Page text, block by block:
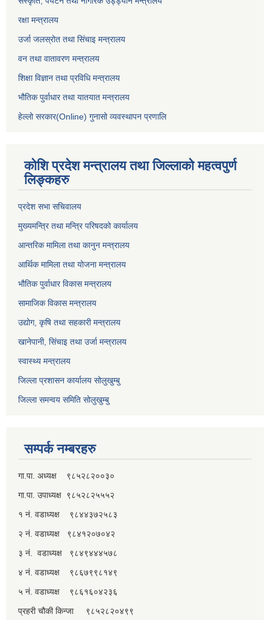
रक्षा मन्त्रालय
उर्जा जलस्रोत तथा सिंचाइ मन्‍त्रालय
वन तथा वातावरण मन्त्रालय
शिक्षा विज्ञान तथा प्रविधि मन्त्रालय
भौतिक पुर्वाधार तथा यातयात मन्त्रालय
हेल्लो सरकार(Online) गुनासो व्यवस्थापन प्रणालि
कोशि प्रदेश मन्त्रालय तथा जिल्लाको महत्वपुर्ण
लिङ्कहरु
प्रदेश सभा सचिवालय
मुख्यमन्त्रि तथा मन्त्रि परिषदको कार्यालय
आन्तरिक मामिला तथा कानुन मन्त्रालय
आर्थिक मामिला तथा योजना मन्त्रालय
भौतिक पुर्वाधार विकास मन्त्रालय
सामाजिक विकास मन्त्रालय
उद्योग, कृषि तथा सहकारी मन्त्रालय
खानेपानी, सिंचाइ तथा उर्जा मन्त्रालय
स्वास्थ्य मन्त्रालय
जिल्ला प्रशासन कार्यालय सोलुखुम्बु
जिल्ला समन्वय समिति सोलुखुम्बु
सम्पर्क नम्बरहरु
गा.पा. अध्यक्ष ९८५२८२००३०
गा.पा. उपाध्यक्ष ९८५२८२५५५२
१ नं. वडाध्यक्ष ९८४४३७२५८३
२ नं. वडाध्यक्ष ९८४१२०७०४२
३ नं. वडाध्यक्ष ९८४९४४४५७८
४ नं. वडाध्यक्ष ९८६७९९८१४९
५ नं. वडाध्यक्ष ९८६१६०४२३६
प्रहरी चौकी किन्जा ९८५२८२०४९९